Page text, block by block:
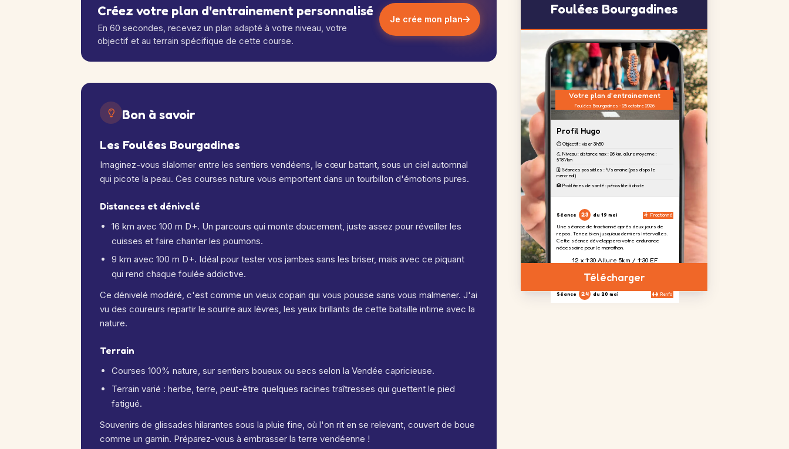
Créez votre plan d'entrainement personnalisé
En 60 secondes, recevez un plan adapté à votre niveau, votre
objectif et au terrain spécifique de cette course.
Je crée mon plan
Bon à savoir
Les Foulées Bourgadines
Imaginez-vous slalomer entre les sentiers vendéens, le cœur battant, sous un ciel automnal
qui picote la peau. Ces courses nature vous emportent dans un tourbillon d'émotions pures.
Distances et dénivelé
16 km avec 100 m D+. Un parcours qui monte doucement, juste assez pour réveiller les
cuisses et faire chanter les poumons.
9 km avec 100 m D+. Idéal pour tester vos jambes sans les briser, mais avec ce piquant
qui rend chaque foulée addictive.
Ce dénivelé modéré, c'est comme un vieux copain qui vous pousse sans vous malmener. J'ai
vu des coureurs repartir le sourire aux lèvres, les yeux brillants de cette bataille intime avec la
nature.
Terrain
Courses 100% nature, sur sentiers boueux ou secs selon la Vendée capricieuse.
Terrain varié : herbe, terre, peut-être quelques racines traîtresses qui guettent le pied
fatigué.
Souvenirs de glissades hilarantes sous la pluie fine, où l'on rit en se relevant, couvert de boue
comme un gamin. Préparez-vous à embrasser la terre vendéenne !
Foulées Bourgadines
Votre plan d'entrainement
Foulées Bourgadines - 25 octobre 2026
Profil Hugo
⏱️ Objectif : viser 3h50
💪 Niveau : distance max : 26 km, allure moyenne :
5'18''/km
🗓️ Séances possibles : 4/semaine (pas dispo le
mercredi)
🏥 Problèmes de santé : périostite à droite
Séance 23 du 19 mai Fractionné
Une séance de fractionné après deux jours de
repos. Tenez bien jusqu'aux derniers intervalles.
Cette séance développera votre endurance
nécessaire pour le marathon.
12 x 1’30 Allure 5km / 1’30 EF
Séance 24 du 20 mai Renfo
Télécharger